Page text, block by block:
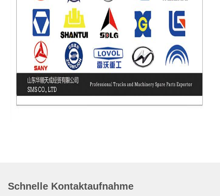
Schnelle Kontaktaufnahme